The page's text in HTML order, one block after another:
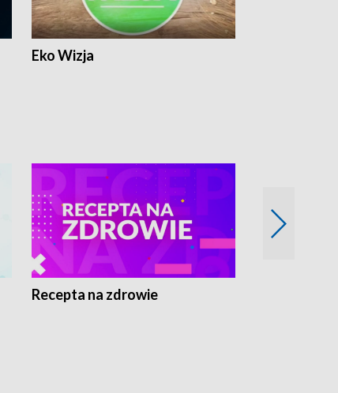
Eko Wizja
Recepta na zdrowie